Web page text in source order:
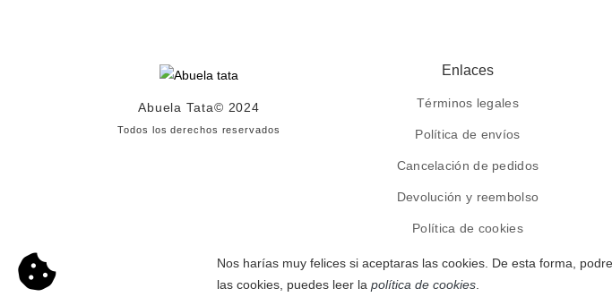
Abuela Tata© 2024
Todos los derechos reservados
Enlaces
Términos legales
Política de envíos
Cancelación de pedidos
Devolución y reembolso
Política de cookies
Nos harías muy felices si aceptaras las cookies. De esta forma,
las cookies, puedes leer lapolítica de cookies